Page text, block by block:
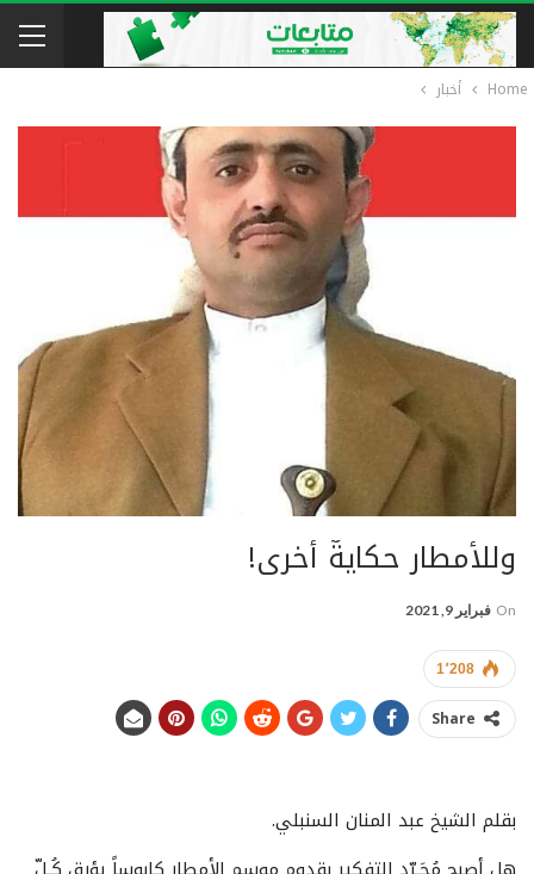
Home أخبار
وللأمطار حكايةٌ أُخرى!
On فبراير 9, 2021
1٬208
Share
بقلم الشيخ عبد المنان السنبلي.